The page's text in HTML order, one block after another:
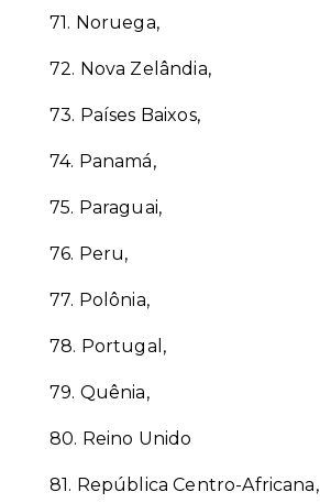
71. Noruega,
72. Nova Zelândia,
73. Países Baixos,
74. Panamá,
75. Paraguai,
76. Peru,
77. Polônia,
78. Portugal,
79. Quênia,
80. Reino Unido
81. República Centro-Africana,